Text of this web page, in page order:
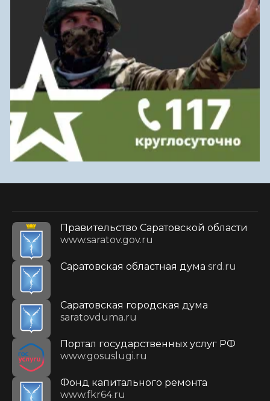
Правительство Саратовской области
www.saratov.gov.ru
Саратовская областная дума srd.ru
Саратовская городская дума
saratovduma.ru
Портал государственных услуг РФ
www.gosuslugi.ru
Фонд капитального ремонта
www.fkr64.ru